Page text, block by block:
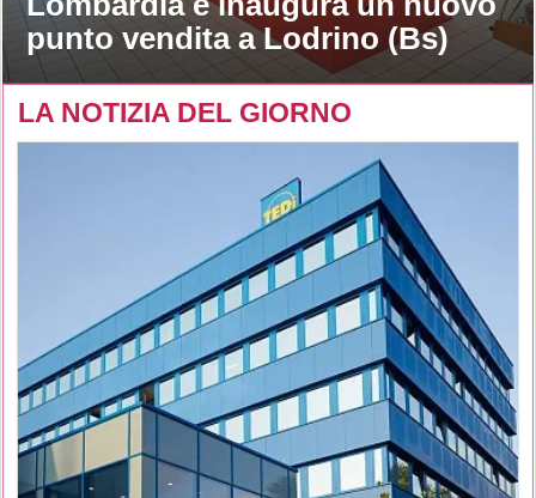
punto vendita a Lodrino (Bs)
LA NOTIZIA DEL GIORNO